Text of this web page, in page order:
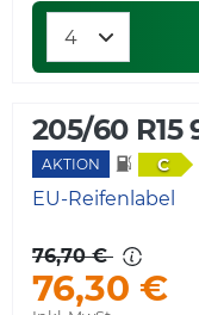
205/60 R15
AKTION C
EU-Reifenlabel
76,70 €
76,30 €